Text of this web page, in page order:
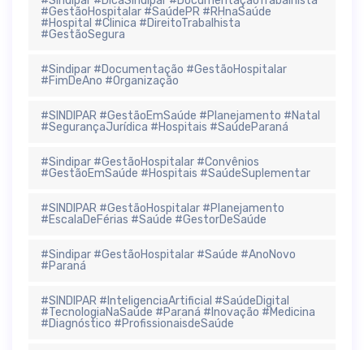
#GestãoHospitalar #SaúdePR #RHnaSaúde
#Hospital #Clinica #DireitoTrabalhista
#GestãoSegura
#Sindipar #Documentação #GestãoHospitalar
#FimDeAno #Organização
#SINDIPAR #GestãoEmSaúde #Planejamento #Natal
#SegurançaJurídica #Hospitais #SaúdeParaná
#Sindipar #GestãoHospitalar #Convênios
#GestãoEmSaúde #Hospitais #SaúdeSuplementar
#SINDIPAR #GestãoHospitalar #Planejamento
#EscalaDeFérias #Saúde #GestorDeSaúde
#Sindipar #GestãoHospitalar #Saúde #AnoNovo
#Paraná
#SINDIPAR #InteligenciaArtificial #SaúdeDigital
#TecnologiaNaSaúde #Paraná #Inovação #Medicina
#Diagnóstico #ProfissionaisdeSaúde